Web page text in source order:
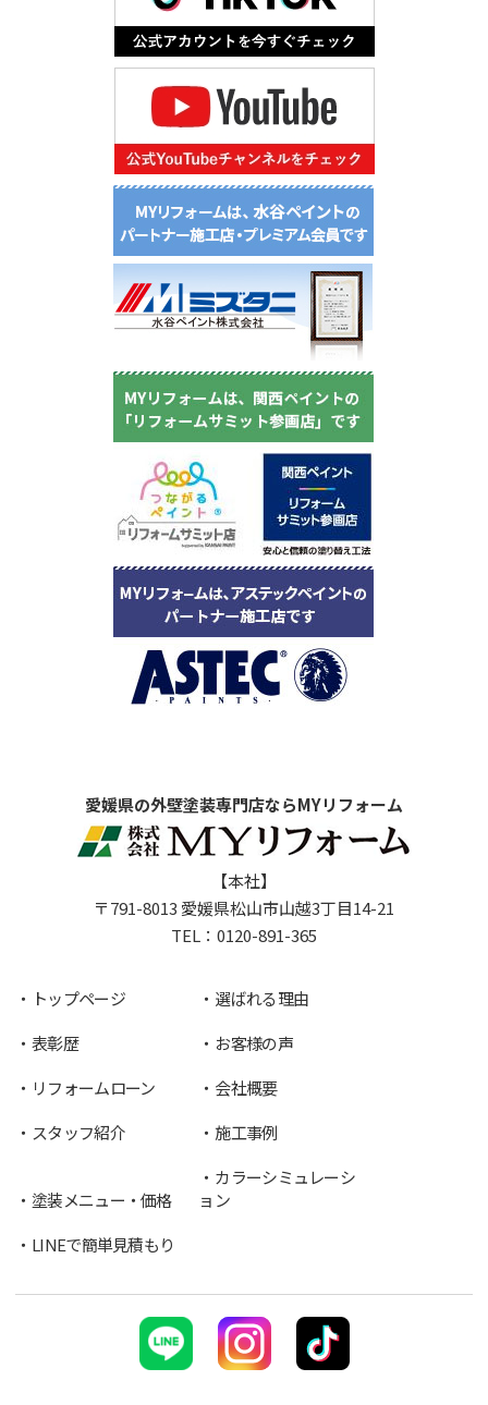
愛媛県の外壁塗装専門店ならMYリフォーム
【本社】
〒791-8013 愛媛県松山市山越3丁目14-21
TEL： 0120-891-365
トップページ
選ばれる理由
表彰歴
お客様の声
リフォームローン
会社概要
スタッフ紹介
施工事例
塗装メニュー・価格
カラーシミュレーシ
ョン
LINEで簡単見積もり